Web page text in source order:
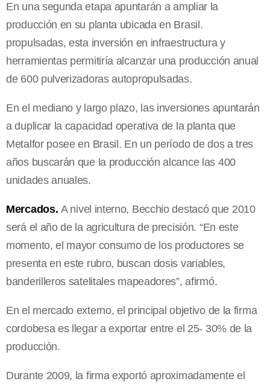
En una segunda etapa apuntarán a ampliar la
producción en su planta ubicada en Brasil.
propulsadas, esta inversión en infraestructura y
herramientas permitiría alcanzar una producción anual
de 600 pulverizadoras autopropulsadas.
En el mediano y largo plazo, las inversiones apuntarán
a duplicar la capacidad operativa de la planta que
Metalfor posee en Brasil. En un período de dos a tres
años buscarán que la producción alcance las 400
unidades anuales.
Mercados. A nivel interno, Becchio destacó que 2010
será el año de la agricultura de precisión. “En este
momento, el mayor consumo de los productores se
presenta en este rubro, buscan dosis variables,
banderilleros satelitales mapeadores”, afirmó.
En el mercado externo, el principal objetivo de la firma
cordobesa es llegar a exportar entre el 25- 30% de la
producción.
Durante 2009, la firma exportó aproximadamente el